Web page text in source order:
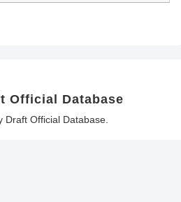
Official Database
Draft Official Database.